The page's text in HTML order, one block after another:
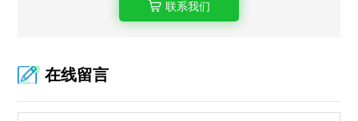
联系我们
在线留言